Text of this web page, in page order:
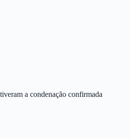
a condenação confirmada